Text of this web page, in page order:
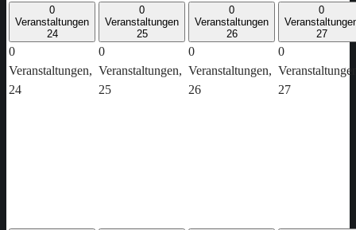
0
Veranstaltungen
24
0
Veranstaltungen,
24
0
Veranstaltungen
25
0
Veranstaltungen,
25
0
Veranstaltungen
26
0
Veranstaltungen,
26
0
27
0
27